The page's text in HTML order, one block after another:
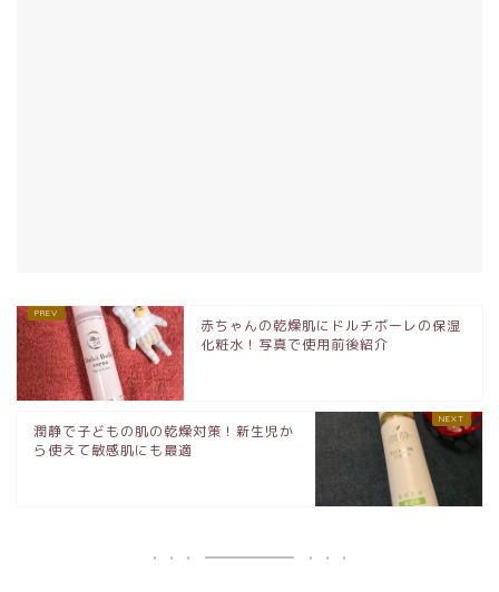
赤ちゃんの乾燥肌にドルチボーレの保湿
化粧水！写真で使用前後紹介
潤静で子どもの肌の乾燥対策！新生児か
ら使えて敏感肌にも最適